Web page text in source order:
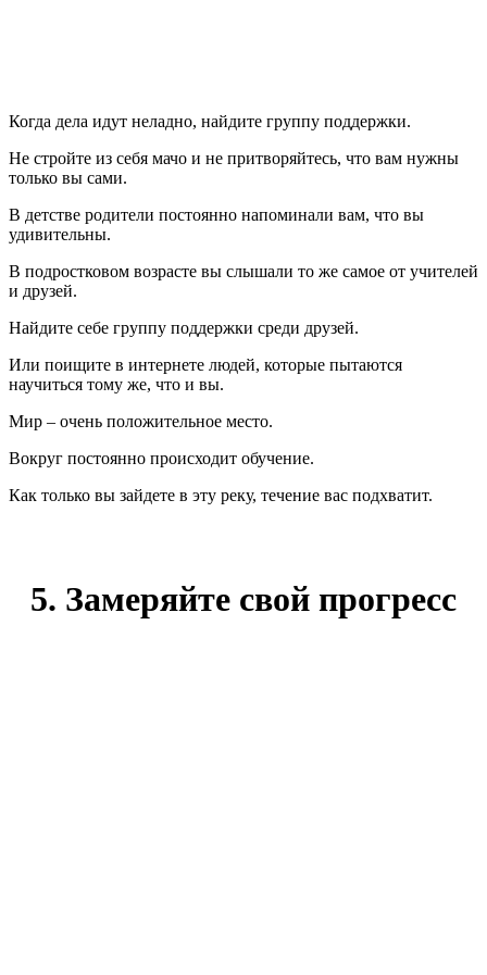
Когда дела идут неладно, найдите группу поддержки.
Не стройте из себя мачо и не притворяйтесь, что вам нужны
только вы сами.
В детстве родители постоянно напоминали вам, что вы
удивительны.
В подростковом возрасте вы слышали то же самое от учителей
и друзей.
Найдите себе группу поддержки среди друзей.
Или поищите в интернете людей, которые пытаются
научиться тому же, что и вы.
Мир – очень положительное место.
Вокруг постоянно происходит обучение.
Как только вы зайдете в эту реку, течение вас подхватит.
5. Замеряйте свой прогресс